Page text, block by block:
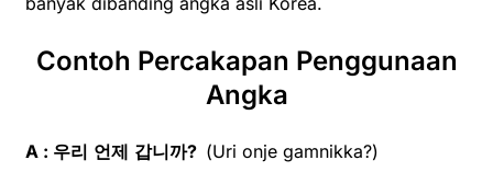
Contoh Percakapan Penggunaan
Angka
A : 우리 언제 갑니까? (Uri onje gamnikka?)